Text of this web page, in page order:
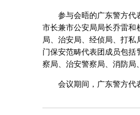
参与会晤的广东警方代
市长兼市公安局局长乔雷和
局、治安局、经侦局、打
门保安范畴代表团成员包
察局、治安警察局、消防局
会议期间，广东警方代